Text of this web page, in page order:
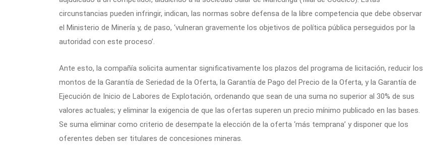
circunstancias pueden infringir, indican, las normas sobre defensa de la libre competencia que debe observar
el Ministerio de Minería y, de paso, ‘vulneran gravemente los objetivos de política pública perseguidos por la
autoridad con este proceso’.
Ante esto, la compañía solicita aumentar significativamente los plazos del programa de licitación, reducir los
montos de la Garantía de Seriedad de la Oferta, la Garantía de Pago del Precio de la Oferta, y la Garantía de
Ejecución de Inicio de Labores de Explotación, ordenando que sean de una suma no superior al 30% de sus
valores actuales; y eliminar la exigencia de que las ofertas superen un precio mínimo publicado en las bases.
Se suma eliminar como criterio de desempate la elección de la oferta ‘más temprana’ y disponer que los
oferentes deben ser titulares de concesiones mineras.